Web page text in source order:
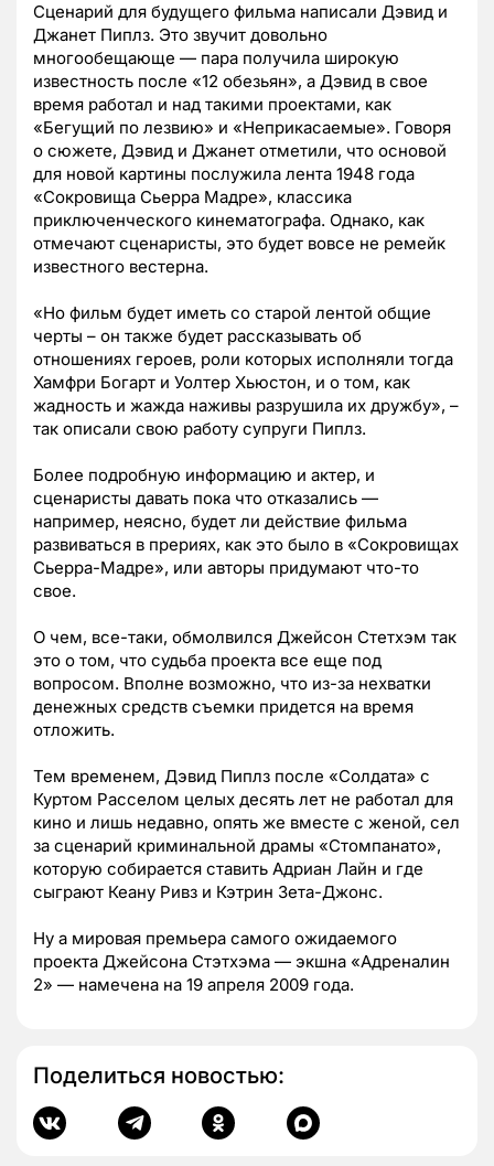
Cценарий для будущего фильма написали Дэвид и
Джанет Пиплз. Это звучит довольно
многообещающе — пара получила широкую
известность после «12 обезьян», а Дэвид в свое
время работал и над такими проектами, как
«Бегущий по лезвию» и «Неприкасаемые». Говоря
о сюжете, Дэвид и Джанет отметили, что основой
для новой картины послужила лента 1948 года
«Сокровища Сьерра Мадре», классика
приключенческого кинематографа. Однако, как
отмечают сценаристы, это будет вовсе не ремейк
известного вестерна.
«Но фильм будет иметь со старой лентой общие
черты – он также будет рассказывать об
отношениях героев, роли которых исполняли тогда
Хамфри Богарт и Уолтер Хьюстон, и о том, как
жадность и жажда наживы разрушила их дружбу», –
так описали свою работу супруги Пиплз.
Более подробную информацию и актер, и
сценаристы давать пока что отказались —
например, неясно, будет ли действие фильма
развиваться в прериях, как это было в «Сокровищах
Сьерра-Мадре», или авторы придумают что-то
свое.
О чем, все-таки, обмолвился Джейсон Стетхэм так
это о том, что судьба проекта все еще под
вопросом. Вполне возможно, что из-за нехватки
денежных средств съемки придется на время
отложить.
Тем временем, Дэвид Пиплз после «Солдата» с
Куртом Расселом целых десять лет не работал для
кино и лишь недавно, опять же вместе с женой, сел
за сценарий криминальной драмы «Стомпанато»,
которую собирается ставить Адриан Лайн и где
сыграют Кеану Ривз и Кэтрин Зета-Джонс.
Ну а мировая премьера самого ожидаемого
проекта Джейсона Стэтхэма — экшна «Адреналин
2» — намечена на 19 апреля 2009 года.
Поделиться новостью: